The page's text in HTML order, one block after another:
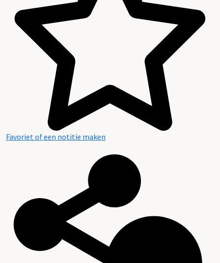
Favoriet of een notitie maken